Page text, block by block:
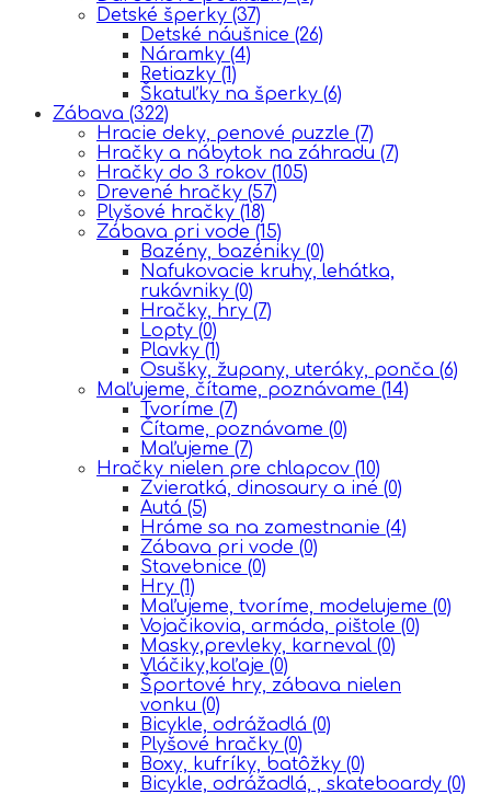
Detské šperky (37)
Detské náušnice (26)
Náramky (4)
Retiazky (1)
Škatuľky na šperky (6)
Zábava (322)
Hracie deky, penové puzzle (7)
Hračky a nábytok na záhradu (7)
Hračky do 3 rokov (105)
Drevené hračky (57)
Plyšové hračky (18)
Zábava pri vode (15)
Bazény, bazéniky (0)
Nafukovacie kruhy, lehátka,
rukávniky (0)
Hračky, hry (7)
Lopty (0)
Plavky (1)
Osušky, župany, uteráky, ponča (6)
Maľujeme, čítame, poznávame (14)
Tvoríme (7)
Čítame, poznávame (0)
Maľujeme (7)
Hračky nielen pre chlapcov (10)
Zvieratká, dinosaury a iné (0)
Autá (5)
Hráme sa na zamestnanie (4)
Zábava pri vode (0)
Stavebnice (0)
Hry (1)
Maľujeme, tvoríme, modelujeme (0)
Vojačikovia, armáda, pištole (0)
Masky,prevleky, karneval (0)
Vláčiky,koľaje (0)
Športové hry, zábava nielen
vonku (0)
Bicykle, odrážadlá (0)
Plyšové hračky (0)
Boxy, kufríky, batôžky (0)
Bicykle, odrážadlá, , skateboardy (0)